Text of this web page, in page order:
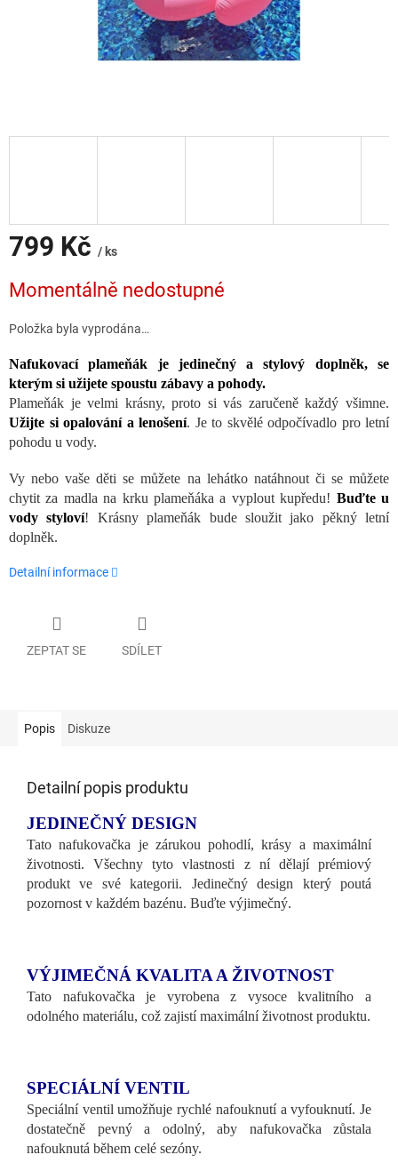
799 Kč / ks
cena:
Momentálně nedostupné
Položka byla vyprodána…
Nafukovací plameňák je jedinečný a stylový doplněk, se
kterým si užijete spoustu zábavy a pohody.
Plameňák je velmi krásny, proto si vás zaručeně každý všimne.
Užijte si opalování a lenošení. Je to skvělé odpočívadlo pro letní
pohodu u vody.
Vy nebo vaše děti se můžete na lehátko natáhnout či se můžete
chytit za madla na krku plameňáka a vyplout kupředu! Buďte u
vody styloví! Krásny plameňák bude sloužit jako pěkný letní
doplněk.
Detailní informace
ZEPTAT SE SDÍLET
Popis Diskuze
Detailní popis produktu
JEDINEČNÝ DESIGN
Tato nafukovačka je zárukou pohodlí, krásy a maximální
životnosti. Všechny tyto vlastnosti z ní dělají prémiový
produkt ve své kategorii. Jedinečný design který poutá
pozornost v každém bazénu. Buďte výjimečný.
VÝJIMEČNÁ KVALITA A ŽIVOTNOST
Tato nafukovačka je vyrobena z vysoce kvalitního a
odolného materiálu, což zajistí maximální životnost produktu.
SPECIÁLNÍ VENTIL
Speciální ventil umožňuje rychlé nafouknutí a vyfouknutí. Je
dostatečně pevný a odolný, aby nafukovačka zůstala
nafouknutá během celé sezóny.